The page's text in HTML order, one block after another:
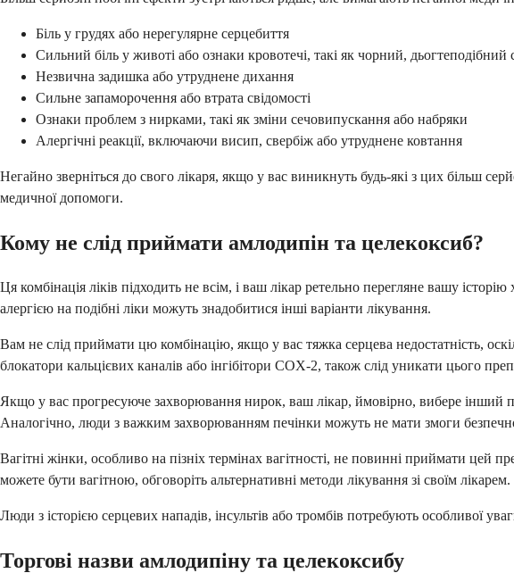
Біль у грудях або нерегулярне серцебиття
Сильний біль у животі або ознаки кровотечі, такі як чорний, дьогтеподібний
Незвична задишка або утруднене дихання
Сильне запаморочення або втрата свідомості
Ознаки проблем з нирками, такі як зміни сечовипускання або набряки
Алергічні реакції, включаючи висип, свербіж або утруднене ковтання
Негайно зверніться до свого лікаря, якщо у вас виникнуть будь-які з цих більш
медичної допомоги.
Кому не слід приймати амлодипін та целекоксиб?
Ця комбінація ліків підходить не всім, і ваш лікар ретельно перегляне вашу
алергією на подібні ліки можуть знадобитися інші варіанти лікування.
Вам не слід приймати цю комбінацію, якщо у вас тяжка серцева недостатність,
блокатори кальцієвих каналів або інгібітори COX-2, також слід уникати цього
Якщо у вас прогресуюче захворювання нирок, ваш лікар, ймовірно, вибере інший
Аналогічно, люди з важким захворюванням печінки можуть не мати змоги
Вагітні жінки, особливо на пізніх термінах вагітності, не повинні приймати цей
можете бути вагітною, обговоріть альтернативні методи лікування зі своїм лікарем.
Люди з історією серцевих нападів, інсультів або тромбів потребують особливої
Торгові назви амлодипіну та целекоксибу